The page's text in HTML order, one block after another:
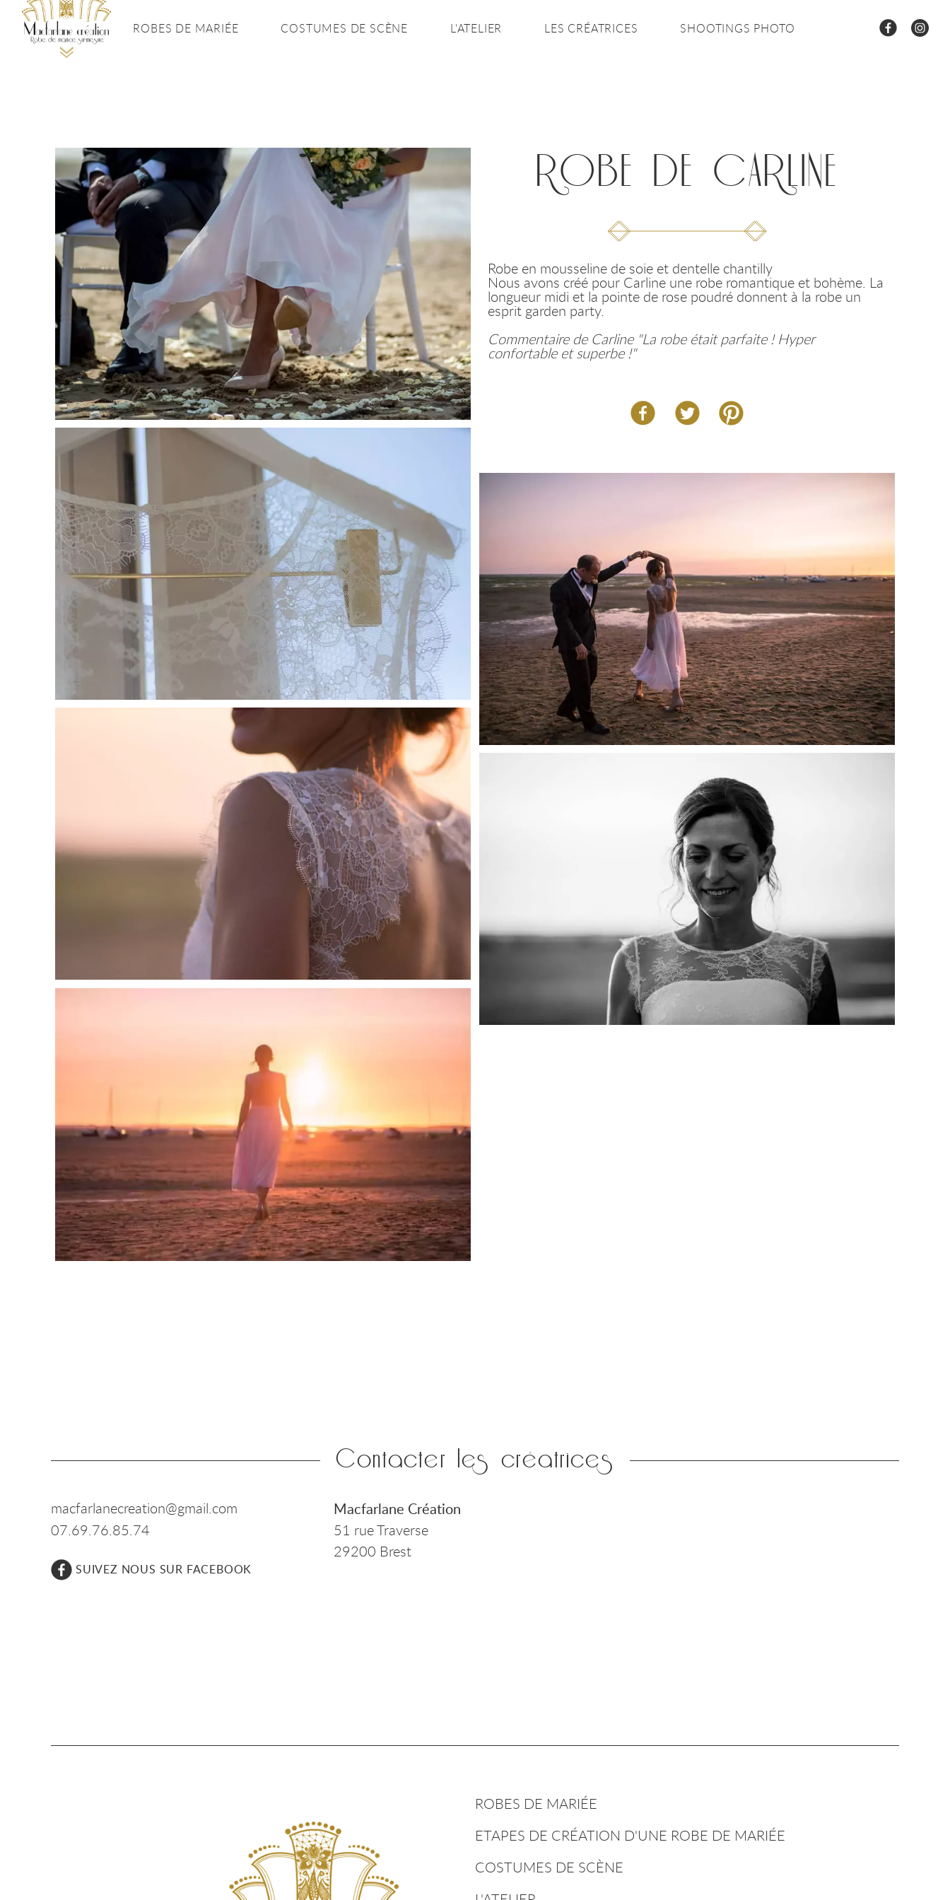
ROBES DE MARIÉE COSTUMES DE SCÈNE L'ATELIER LES CRÉATRICES SHOOTINGS PHOTO
ROBE DE CARLINE
Robe en mousseline de soie et dentelle chantilly
Nous avons créé pour Carline une robe romantique et bohème. La
longueur midi et la pointe de rose poudré donnent à la robe un
esprit garden party.
Commentaire de Carline "La robe était parfaite ! Hyper
confortable et superbe !"
Contacter les créatrices
macfarlanecreation@gmail.com
07.69.76.85.74
SUIVEZ NOUS SUR FACEBOOK
Macfarlane Création
51 rue Traverse
29200 Brest
ROBES DE MARIÉE
ETAPES DE CRÉATION D'UNE ROBE DE MARIÉE
COSTUMES DE SCÈNE